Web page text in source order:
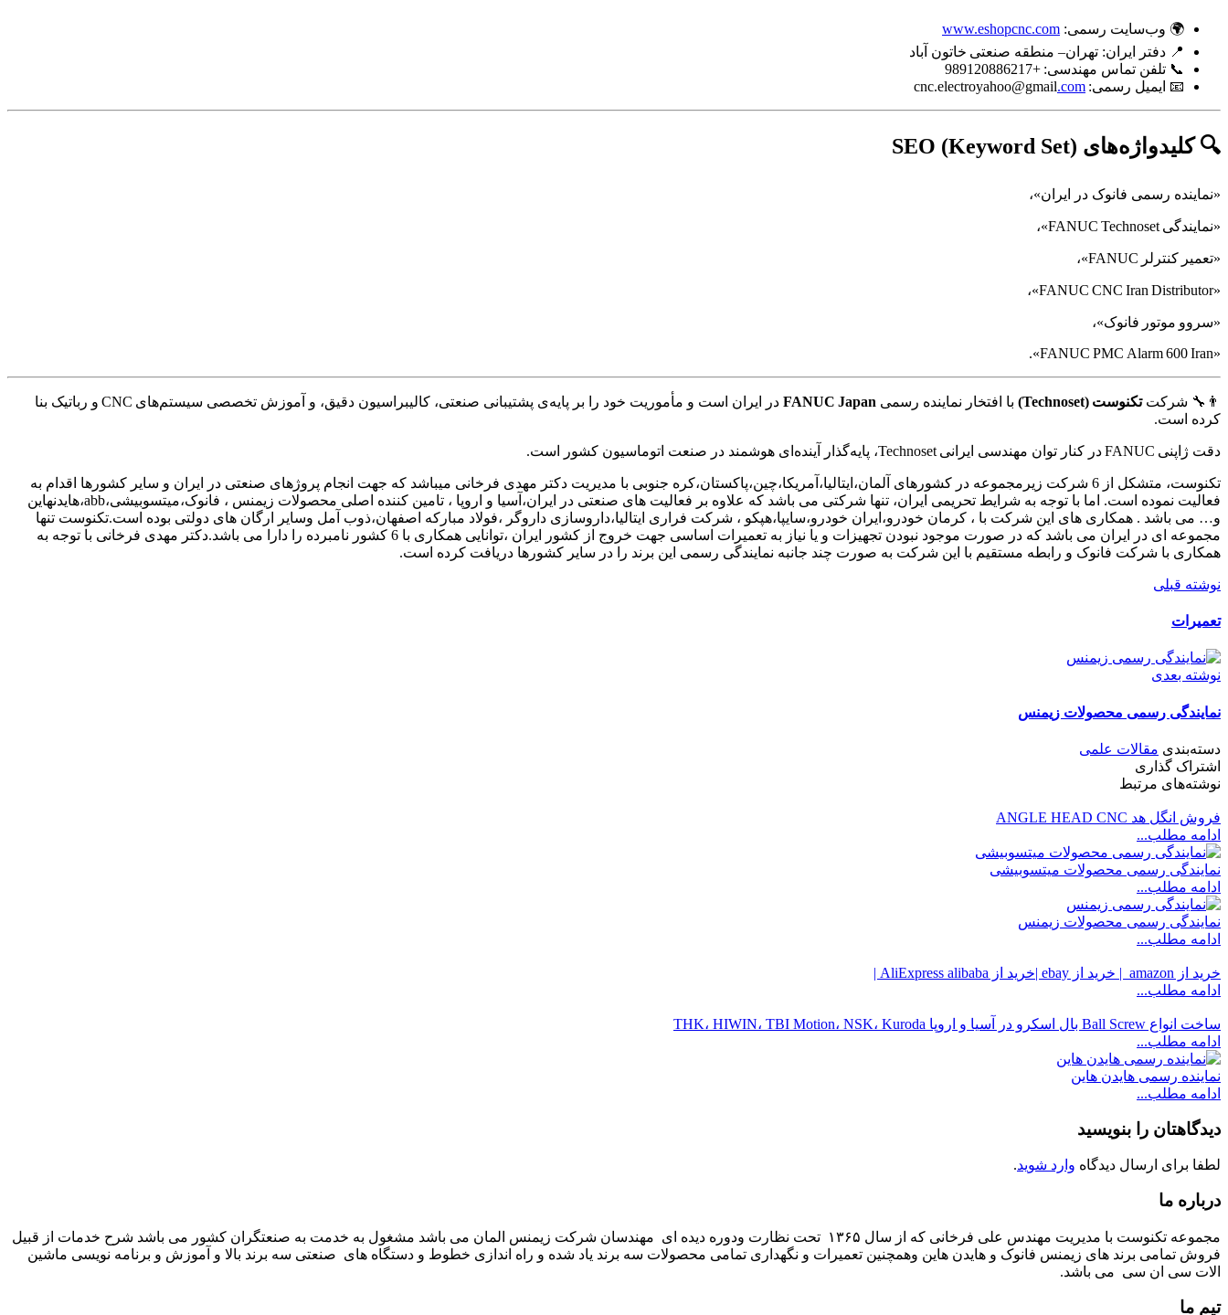
🌍 وب‌سایت رسمی: www.eshopcnc.com
📍 دفتر ایران: تهران– منطقه صنعتی خاتون آباد
📞 تلفن تماس مهندسی: +989120886217
📧 ایمیل رسمی: cnc.electroyahoo@gmail .com
🔍 کلیدواژه‌های SEO (Keyword Set)
«نماینده رسمی فانوک در ایران»،
«نمایندگی FANUC Technoset»،
«تعمیر کنترلر FANUC»،
«FANUC CNC Iran Distributor»،
«سروو موتور فانوک»،
«FANUC PMC Alarm 600 Iran».
👨‍🔧 شرکتتکنوست (Technoset) با افتخار نماینده رسمی FANUC Japan
در ایران است و مأموریت خود را بر پایه‌ی پشتیبانی صنعتی، کالیبراسیون دقیق، و آموزش تخصصی سیستم‌های CNC و رباتیک بنا
کرده است.
دقت ژاپنی FANUC در کنار توان مهندسی ایرانی Technoset، پایه‌گذار آینده‌ای هوشمند در صنعت اتوماسیون کشور است.
تکنوست، متشکل از 6 شرکت زیرمجموعه در کشورهای آلمان،ایتالیا،آمریکا،چین،پاکستان،کره جنوبی با مدیریت دکتر مهدی فرخانی میباشد که جهت انجام پروژهای صنعتی در ایران و سایر کشورها اقدام به
فعالیت نموده است. اما با توجه به شرایط تحریمی ایران، تنها شرکتی می باشد که علاوه بر فعالیت های صنعتی در ایران،آسیا و اروپا ، تامین کننده اصلی محصولات زیمنس ، فانوک،میتسوبیشی،abb،هایدنهاین
و… می باشد . همکاری های این شرکت با ، کرمان خودرو،ایران خودرو،سایپا،هپکو ، شرکت فراری ایتالیا،داروسازی داروگر ،فولاد مبارکه اصفهان،ذوب آمل وسایر ارگان های دولتی بوده است.تکنوست تنها
مجموعه ای در ایران می باشد که در صورت موجود نبودن تجهیزات و یا نیاز به تعمیرات اساسی جهت خروج از کشور ایران ،توانایی همکاری با 6 کشور نامبرده را دارا می باشد.دکتر مهدی فرخانی با توجه به
همکاری با شرکت فانوک و رابطه مستقیم با این شرکت به صورت چند جانبه نمایندگی رسمی این برند را در سایر کشورها دریافت کرده است.
نوشته قبلی
تعمیرات
نوشته بعدی
نمایندگی رسمی محصولات زیمنس
دسته‌بندی مقالات علمی
اشتراک گذاری
نوشته‌های مرتبط
فروش انگل هد ANGLE HEAD CNC
ادامه مطلب...
نمایندگی رسمی محصولات میتسوبیشی
ادامه مطلب...
نمایندگی رسمی محصولات زیمنس
ادامه مطلب...
خرید از amazon | خرید از ebay |خرید از AliExpress alibaba |
ادامه مطلب...
ساخت انواع Ball Screw بال اسکرو در آسیا و اروپا THK، HIWIN، TBI Motion، NSK، Kuroda
ادامه مطلب...
نماینده رسمی هایدن هاین
ادامه مطلب...
دیدگاهتان را بنویسید
لطفا برای ارسال دیدگاه وارد شوید.
درباره ما
مجموعه تکنوست با مدیریت مهندس علی فرخانی که از سال ۱۳۶۵ تحت نظارت ودوره دیده ای مهندسان شرکت زیمنس المان می باشد مشغول به خدمت به صنعتگران کشور می باشد شرح خدمات از قبیل
فروش تمامی برند های زیمنس فانوک و هایدن هاین وهمچنین تعمیرات و نگهداری تمامی محصولات سه برند یاد شده و راه اندازی خطوط و دستگاه های صنعتی سه برند بالا و آموزش و برنامه نویسی ماشین
الات سی ان سی می باشد.
تیم ما